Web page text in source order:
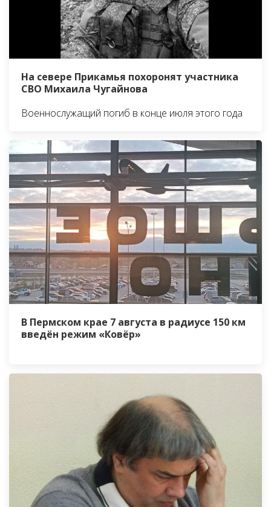
На севере Прикамья похоронят участника
СВО Михаила Чугайнова
Военнослужащий погиб в конце июля этого года
В Пермском крае 7 августа в радиусе 150 км
введён режим «Ковёр»